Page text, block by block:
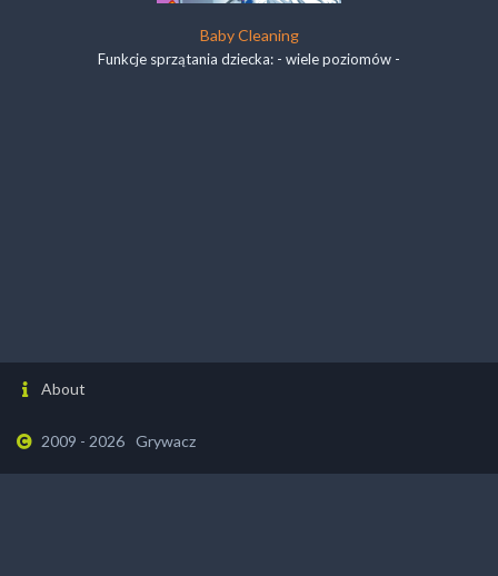
Baby Cleaning
Funkcje sprzątania dziecka: - wiele poziomów -
About
2009 - 2026 Grywacz